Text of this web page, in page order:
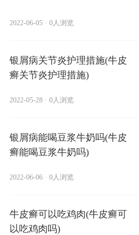
2022-06-05 · 0人浏览
银屑病关节炎护理措施(牛皮
癣关节炎护理措施)
2022-05-28 · 0人浏览
银屑病能喝豆浆牛奶吗(牛皮
癣能喝豆浆牛奶吗)
2022-06-06 · 0人浏览
牛皮癣可以吃鸡肉(牛皮癣可
以吃鸡肉吗)